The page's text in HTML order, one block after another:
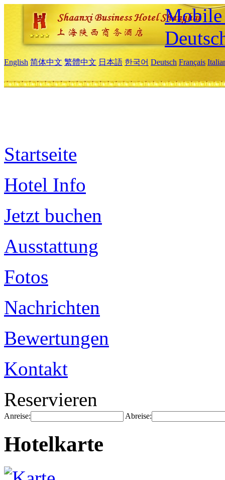
Mobile
English 简体中文 繁體中文 日本語 한국어 Deutsch Français
Startseite
Hotel Info
Jetzt buchen
Ausstattung
Fotos
Nachrichten
Bewertungen
Kontakt
Reservieren
Anreise: Abreise:
Hotelkarte